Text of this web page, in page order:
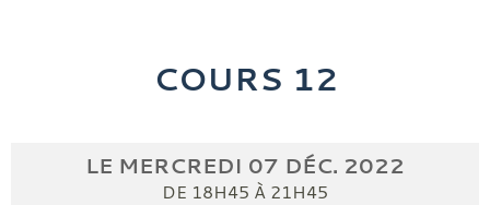
COURS 12
LE MERCREDI 07 DÉC. 2022
DE 18H45 À 21H45